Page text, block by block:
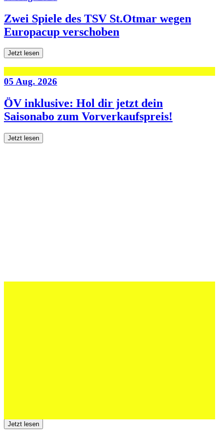
Zwei Spiele des TSV St.Otmar wegen
Europacup verschoben
Jetzt lesen
05 Aug. 2026
ÖV inklusive: Hol dir jetzt dein
Saisonabo zum Vorverkaufspreis!
Jetzt lesen
Jetzt lesen